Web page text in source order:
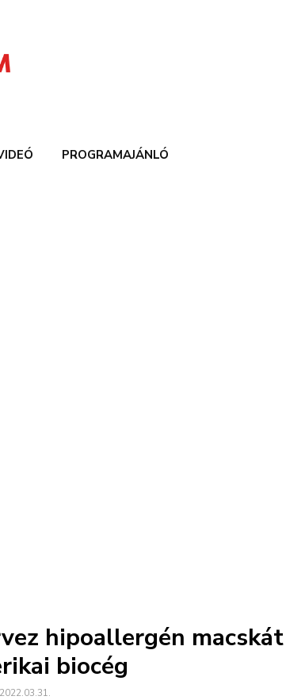
PROGRAMAJÁNLÓ
hipoallergén macskát
biocég
2022.03.31.